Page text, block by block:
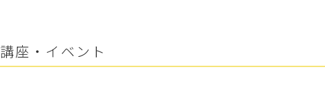
講座・イベント